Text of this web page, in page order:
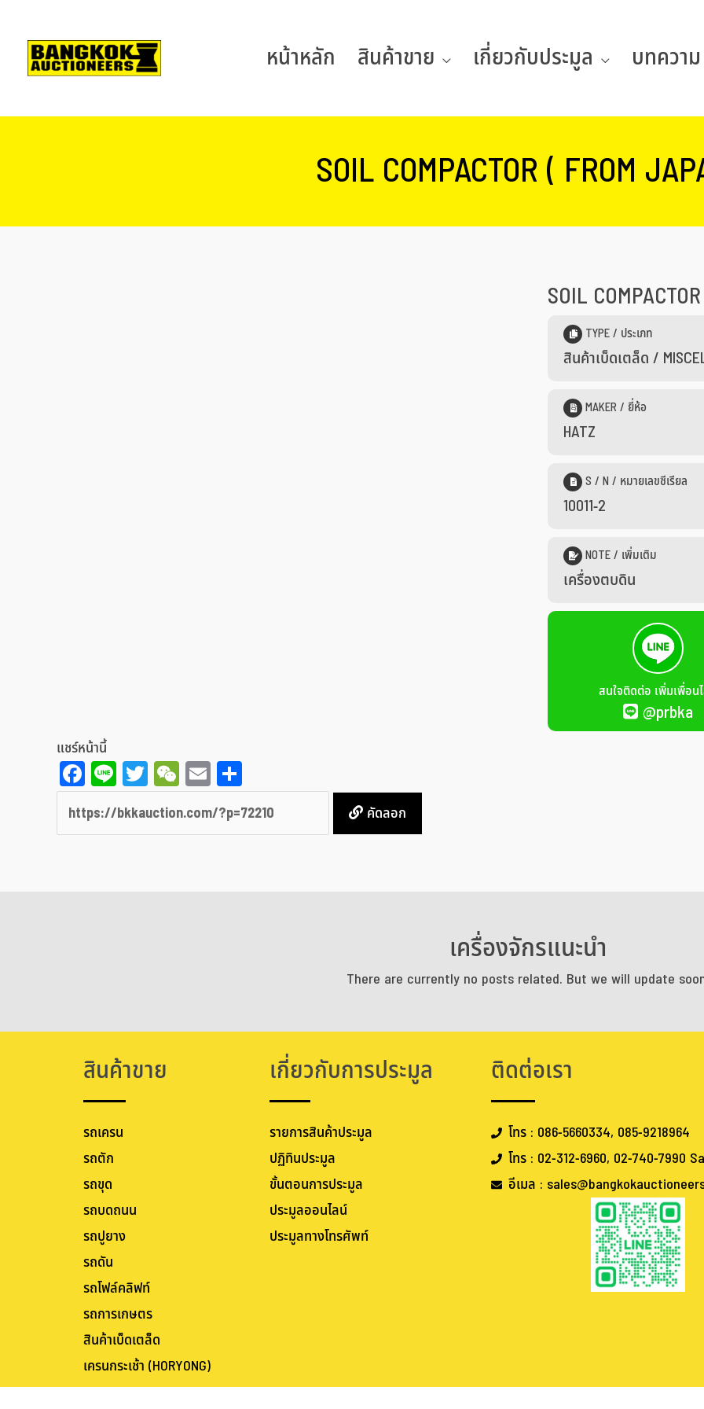
หน้าหลัก สินค้าขาย เกี่ยวกับประมูล บทความ
SOIL COMPACTOR ( FROM
SOIL
TYPE / ประเภท
สินค้าเบ็ดเตล็ด /
MAKER / ยี่ห้อ
HATZ
S / N / หมายเลขซีเรียล
10011-2
NOTE / เพิ่มเติม
เครื่องตบดิน
สนใจติดต่อ เพิ่มเพื่อน
@prbka
แชร์หน้านี้
Facebook
LineTwitter
WeChat
Email
คัดลอก
เครื่องจักรแนะนำ
There are currently no posts related. But we will update
สินค้าขาย
รถเครน
รถตัก
รถขุด
รถบดถนน
รถปูยาง
รถดัน
รถโฟล์คลิฟท์
รถการเกษตร
สินค้าเบ็ดเตล็ด
เครนกระเช้า (HORYONG)
เกี่ยวกับการประมูล
รายการสินค้าประมูล
ปฏิทินประมูล
ขั้นตอนการประมูล
ประมูลออนไลน์
ประมูลทางโทรศัพท์
ติดต่อเรา
โทร : 086-5660334, 085-9218964
โทร : 02-312-6960, 02-740-7990
อีเมล :